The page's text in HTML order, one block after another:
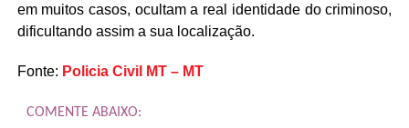
em muitos casos, ocultam a real identidade do criminoso,
dificultando assim a sua localização.
Fonte: Policia Civil MT – MT
COMENTE ABAIXO: